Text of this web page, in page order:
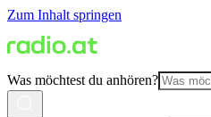
Zum Inhalt springen
Was möchtest du anhören?